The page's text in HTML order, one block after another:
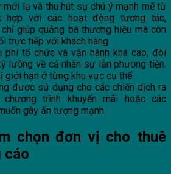
lạ và thu hút sự chú ý mạnh mẽ từ
hợp với các hoạt động tương tác,
giúp quảng bá thương hiệu mà còn
trực tiếp với khách hàng.
phí tổ chức và vận hành khá cao, đòi
lưỡng về cả nhân sự lẫn phương tiện.
giới hạn ở từng khu vực cụ thể.
được sử dụng cho các chiến dịch ra
trình khuyến mãi hoặc các
gây ấn tượng mạnh.
chọn đơn vị cho thuê
cáo